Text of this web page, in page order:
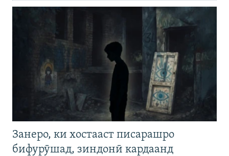
Занеро, ки хостааст писарашро
бифурӯшад, зиндонӣ кардаанд